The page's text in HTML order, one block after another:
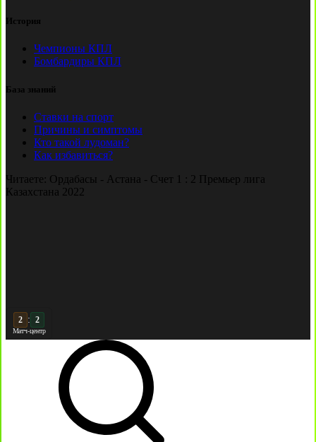
История
Чемпионы КПЛ
Бомбардиры КПЛ
База знаний
Ставки на спорт
Причины и симптомы
Кто такой лудоман?
Как избавиться?
Читаете: Ордабасы - Астана - Счет 1 : 2 Премьер лига
Казахстана 2022
3 : 2
Матч-центр